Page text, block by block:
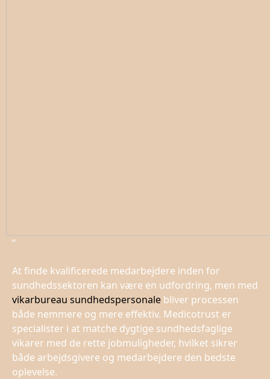
”
At finde kvalificerede medarbejdere inden for
sundhedssektoren kan være en udfordring, men med
vikarbureau sundhedspersonale bliver processen
både nemmere og mere effektiv. Medicotrust er
specialister i at matche dygtige sundhedsfaglige
vikarer med de rette jobmuligheder, hvilket sikrer
både arbejdsgivere og medarbejdere den bedste
oplevelse.